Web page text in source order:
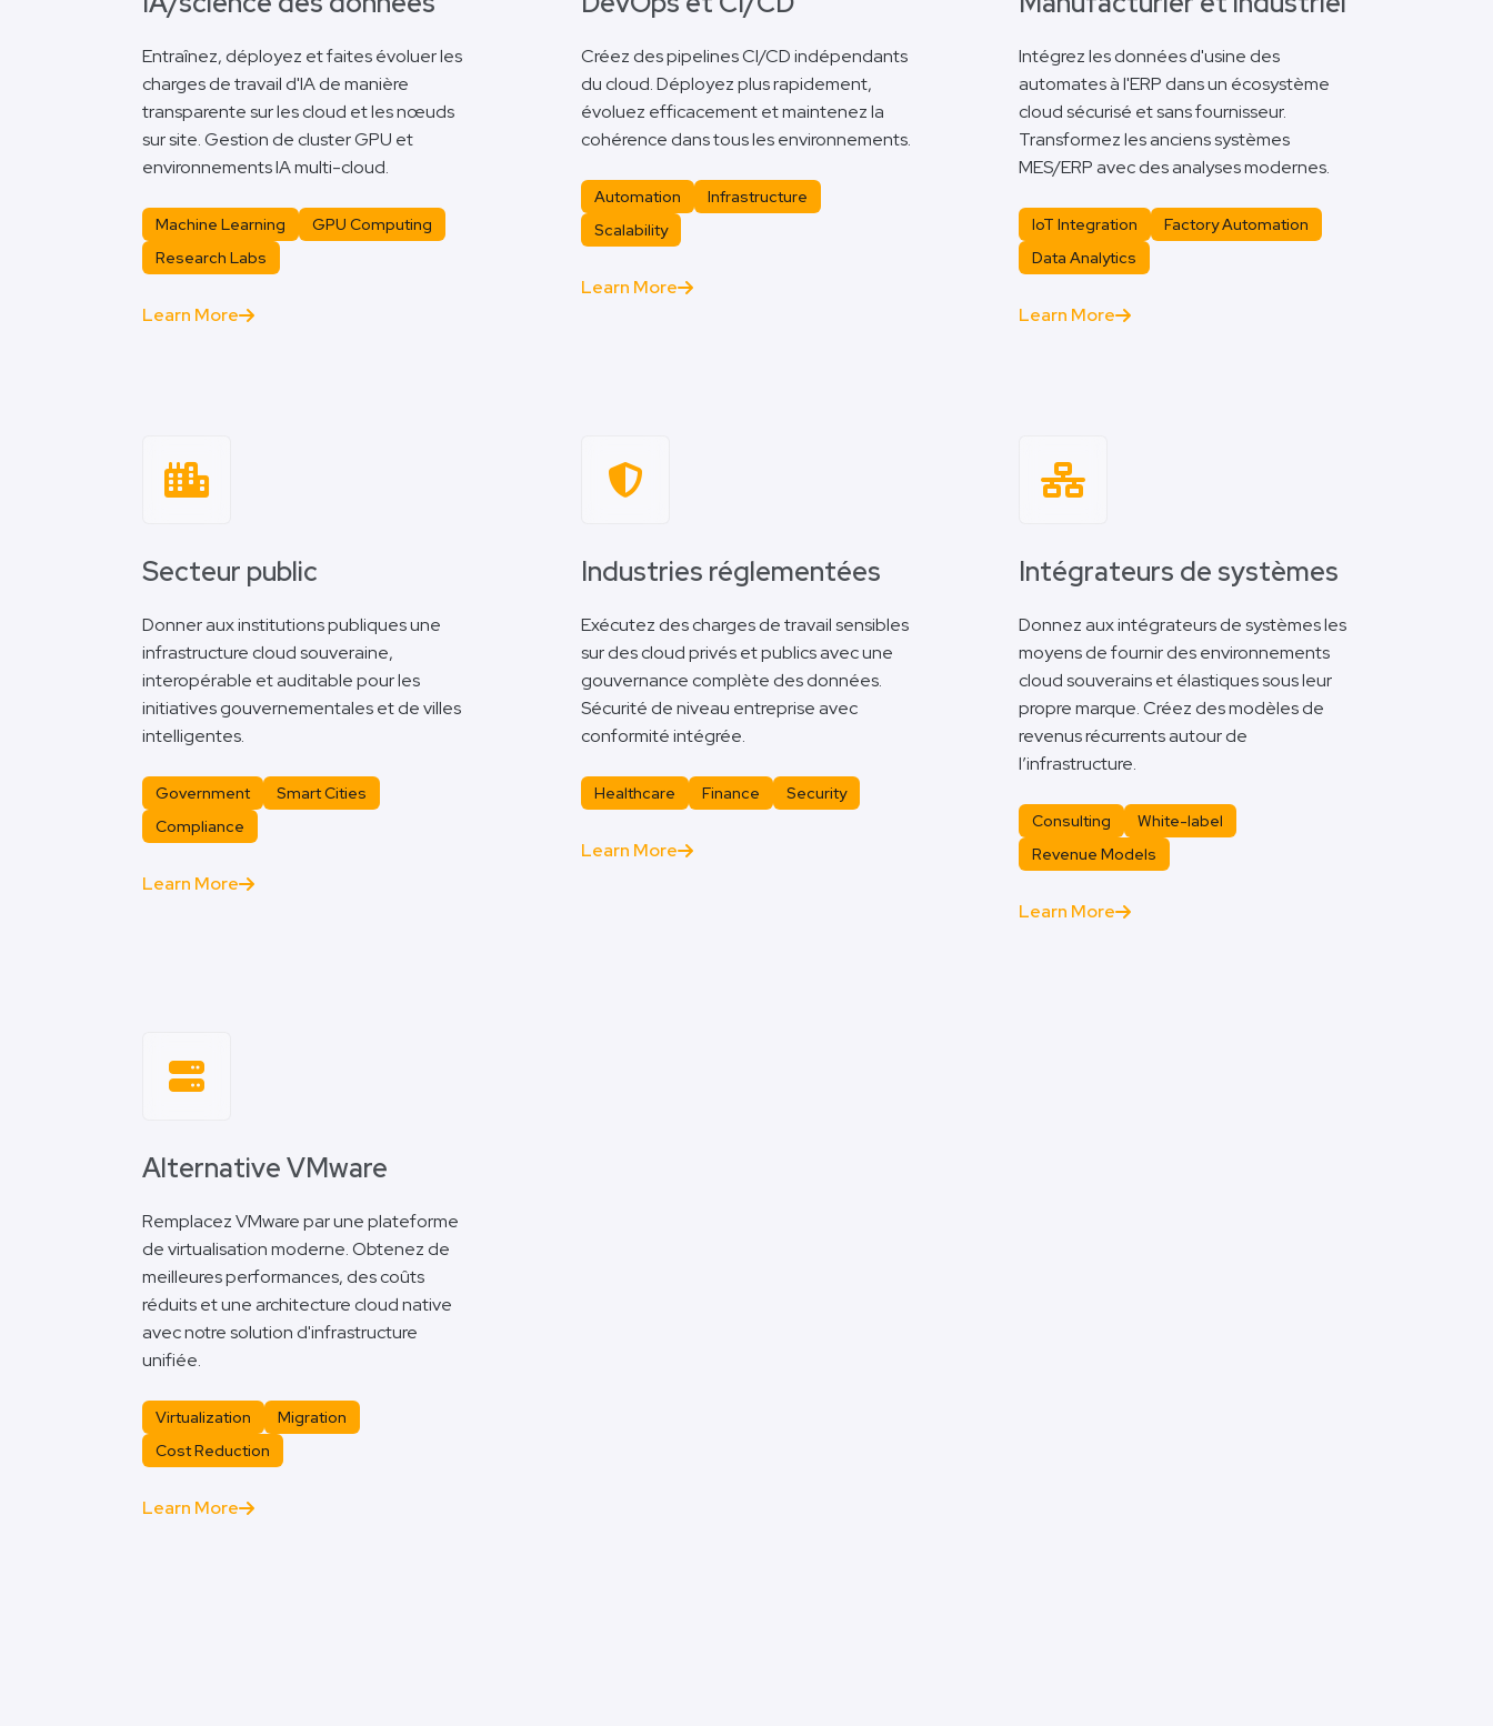
Entraînez, déployez et faites évoluer les
charges de travail d'IA de manière
transparente sur les cloud et les nœuds
sur site. Gestion de cluster GPU et
environnements IA multi-cloud.
Machine Learning
GPU Computing
Research Labs
Learn More
Créez des pipelines CI/CD indépendants
du cloud. Déployez plus rapidement,
évoluez efficacement et maintenez la
cohérence dans tous les environnements.
Automation
Infrastructure
Scalability
Learn More
Intégrez les données d'usine des
automates à l'ERP dans un écosystème
cloud sécurisé et sans fournisseur.
Transformez les anciens systèmes
MES/ERP avec des analyses modernes.
IoT Integration
Factory Automation
Data Analytics
Learn More
Secteur public
Donner aux institutions publiques une
infrastructure cloud souveraine,
interopérable et auditable pour les
initiatives gouvernementales et de villes
intelligentes.
Government
Smart Cities
Compliance
Learn More
Industries réglementées
Exécutez des charges de travail sensibles
sur des cloud privés et publics avec une
gouvernance complète des données.
Sécurité de niveau entreprise avec
conformité intégrée.
Healthcare Finance Security
Learn More
Intégrateurs de systèmes
Donnez aux intégrateurs de systèmes les
moyens de fournir des environnements
cloud souverains et élastiques sous leur
propre marque. Créez des modèles de
revenus récurrents autour de
l’infrastructure.
Consulting
White-label
Revenue Models
Learn More
Alternative VMware
Remplacez VMware par une plateforme
de virtualisation moderne. Obtenez de
meilleures performances, des coûts
réduits et une architecture cloud native
avec notre solution d'infrastructure
unifiée.
Virtualization
Migration
Cost Reduction
Learn More